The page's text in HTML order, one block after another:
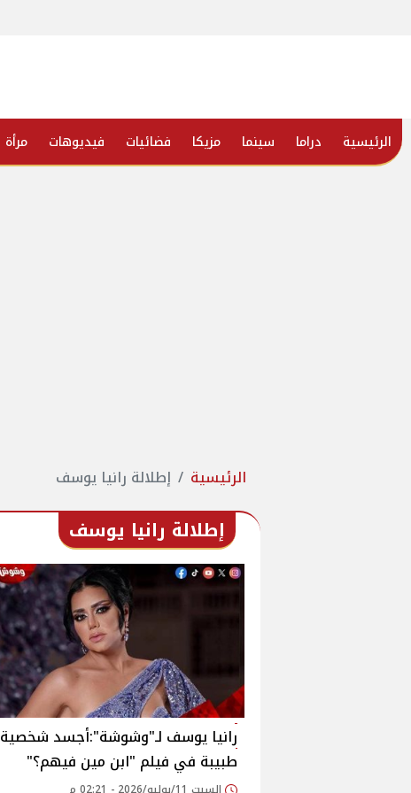
الرئيسية دراما سينما مزيكا فضائيات فيديوهات مرأة
الرئيسية إطلالة رانيا يوسف
إطلالة رانيا يوسف
رانيا يوسف لـ"وشوشة":أجسد شخصية
طبيبة في فيلم "ابن مين فيهم؟"